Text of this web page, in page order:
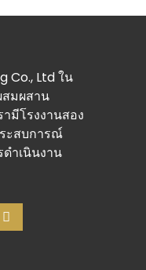
Co., Ltd ใน
สมผสาน
มีโรงงานสอง
ะสบการณ์
ำเนินงาน